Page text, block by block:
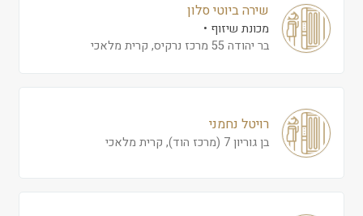
שירה ביוטי סלון
מכונת שיזוף
בר יהודה 55 מרכז נרקיס, קרית מלאכי
רויטל נחמני
בן גוריון 7 (מרכז הוד), קרית מלאכי